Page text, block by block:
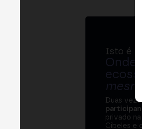
Isto é
Onde
Duas
privado
Cibeles e